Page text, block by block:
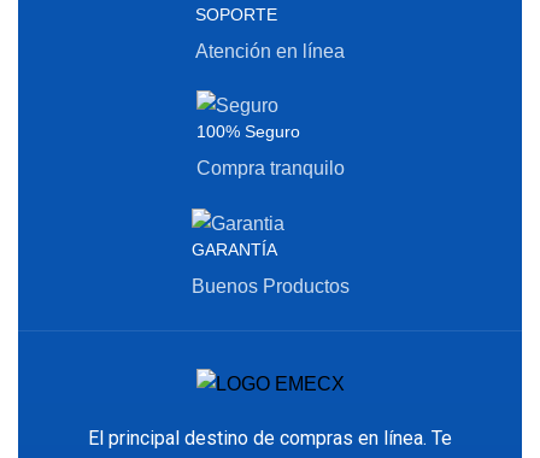
SOPORTE
Atención en línea
100% Seguro
Compra tranquilo
GARANTÍA
Buenos Productos
El principal destino de compras en línea. Te